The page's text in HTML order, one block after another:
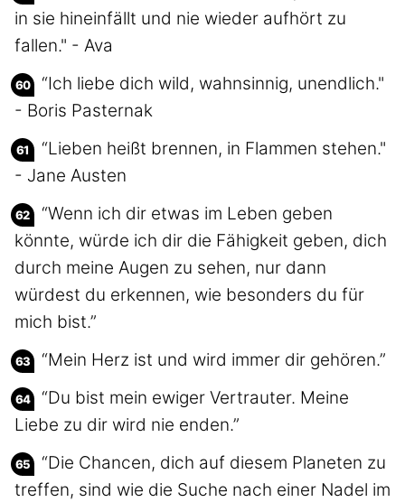
in sie hineinfällt und nie wieder aufhört zu
fallen." - Ava
“Ich liebe dich wild, wahnsinnig, unendlich."
- Boris Pasternak
“Lieben heißt brennen, in Flammen stehen."
- Jane Austen
“Wenn ich dir etwas im Leben geben
könnte, würde ich dir die Fähigkeit geben, dich
durch meine Augen zu sehen, nur dann
würdest du erkennen, wie besonders du für
mich bist.”
“Mein Herz ist und wird immer dir gehören.”
“Du bist mein ewiger Vertrauter. Meine
Liebe zu dir wird nie enden.”
“Die Chancen, dich auf diesem Planeten zu
treffen, sind wie die Suche nach einer Nadel im